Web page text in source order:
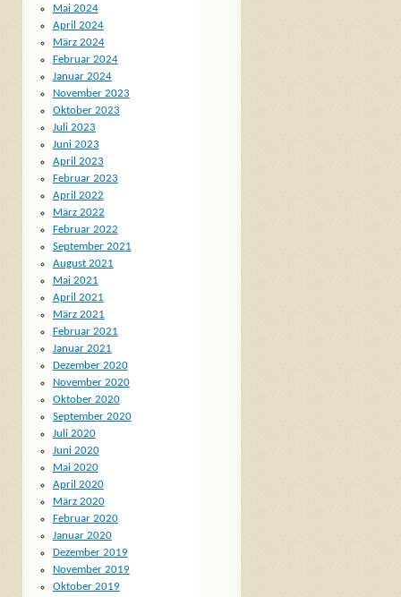
Mai 2024
April 2024
März 2024
Februar 2024
Januar 2024
November 2023
Oktober 2023
Juli 2023
Juni 2023
April 2023
Februar 2023
April 2022
März 2022
Februar 2022
September 2021
August 2021
Mai 2021
April 2021
März 2021
Februar 2021
Januar 2021
Dezember 2020
November 2020
Oktober 2020
September 2020
Juli 2020
Juni 2020
Mai 2020
April 2020
März 2020
Februar 2020
Januar 2020
Dezember 2019
November 2019
Oktober 2019